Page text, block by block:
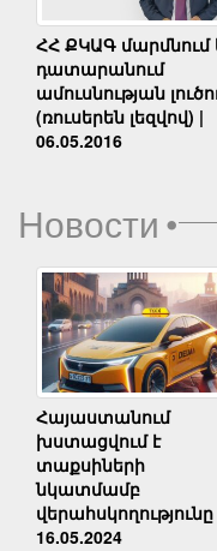
ՀՀ ՔԿԱԳ մարմնում
դատարանում
ամուսնության
(ռուսերեն լեզվով) |
06.05.2016
Новости•
Հայաստանում
խստացվում է
տաքսիների
նկատմամբ
վերահսկողությունը
16.05.2024